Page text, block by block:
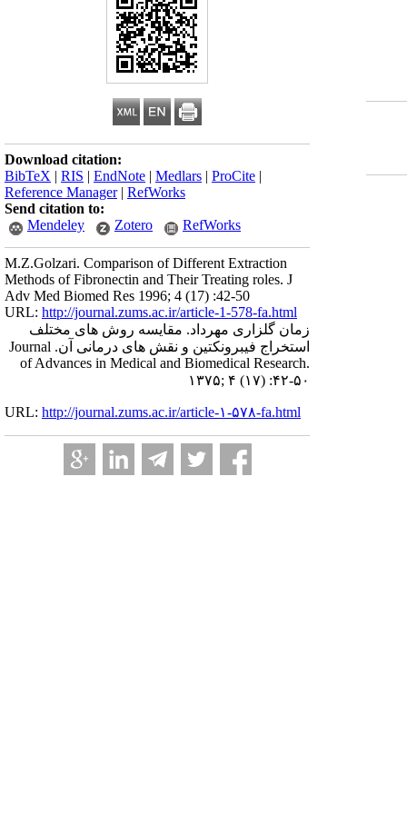
Download citation:
BibTeX | RIS | EndNote | Medlars | ProCite |
Reference Manager| RefWorks
Send citation to:
Mendeley
Zotero RefWorks
M.Z.Golzari. Comparison of Different Extraction
Methods of Fibronectin and Their Treating roles. J
Adv Med Biomed Res 1996; 4 (17) :42-50
URL: http://journal.zums.ac.ir/article-1-578-fa.html
زمان گلزاری مهرداد. مقایسه روش های مختلف
استخراج فیبرونکتین و نقش های درمانی آن. Journal
of Advances in Medical and Biomedical Research.
۱۳۷۵; ۴ (۱۷) :۴۲-۵۰
URL: http://journal.zums.ac.ir/article-۱-۵۷۸-fa.html